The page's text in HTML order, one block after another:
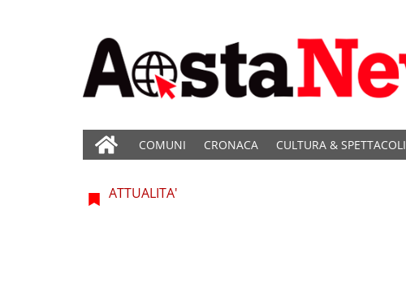
COMUNI CRONACA CULTURA & SPETTACOLI
ATTUALITA'